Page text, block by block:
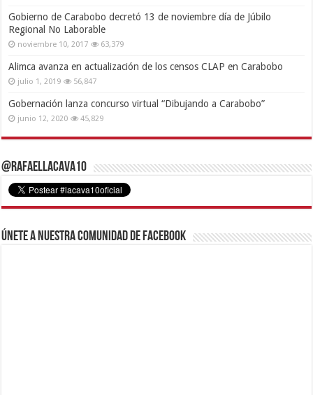
Gobierno de Carabobo decretó 13 de noviembre día de Júbilo
Regional No Laborable
noviembre 10, 2017 63,379
Alimca avanza en actualización de los censos CLAP en Carabobo
julio 1, 2019 56,847
Gobernación lanza concurso virtual “Dibujando a Carabobo”
junio 12, 2020 45,829
@RafaelLacava10
Únete a nuestra comunidad de Facebook